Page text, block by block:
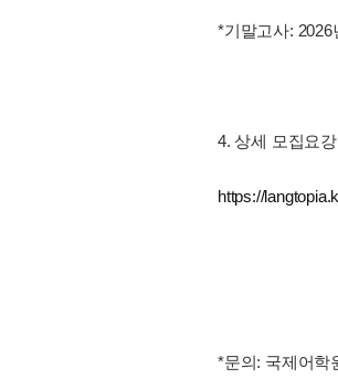
*기말고사: 2026
4. 상세 모집요
https://
*문의: 국제어학